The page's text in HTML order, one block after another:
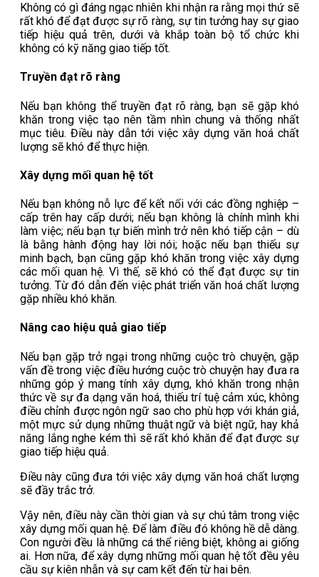
Không có gì đáng ngạc nhiên khi nhận ra rằng mọi thứ sẽ
rất khó để đạt được sự rõ ràng, sự tin tưởng hay sự giao
tiếp hiệu quả trên, dưới và khắp toàn bộ tổ chức khi
không có kỹ năng giao tiếp tốt.
Truyền đạt rõ ràng
Nếu bạn không thể truyền đạt rõ ràng, bạn sẽ gặp khó
khăn trong việc tạo nên tầm nhìn chung và thống nhất
mục tiêu. Điều này dẫn tới việc xây dựng văn hoá chất
lượng sẽ khó để thực hiện.
Xây dựng mối quan hệ tốt
Nếu bạn không nỗ lực để kết nối với các đồng nghiệp –
cấp trên hay cấp dưới; nếu bạn không là chính mình khi
làm việc; nếu bạn tự biến mình trở nên khó tiếp cận – dù
là bằng hành động hay lời nói; hoặc nếu bạn thiếu sự
minh bạch, bạn cũng gặp khó khăn trong việc xây dựng
các mối quan hệ. Vì thế, sẽ khó có thể đạt được sự tin
tưởng. Từ đó dẫn đến việc phát triển văn hoá chất lượng
gặp nhiều khó khăn.
Nâng cao hiệu quả giao tiếp
Nếu bạn gặp trở ngại trong những cuộc trò chuyện, gặp
vấn đề trong việc điều hướng cuộc trò chuyện hay đưa ra
những góp ý mang tính xây dựng, khó khăn trong nhận
thức về sự đa dạng văn hoá, thiếu trí tuệ cảm xúc, không
điều chỉnh được ngôn ngữ sao cho phù hợp với khán giả,
một mực sử dụng những thuật ngữ và biệt ngữ, hay khả
năng lắng nghe kém thì sẽ rất khó khăn để đạt được sự
giao tiếp hiệu quả.
Điều này cũng đưa tới việc xây dựng văn hoá chất lượng
sẽ đầy trắc trở.
Vậy nên, điều này cần thời gian và sự chú tâm trong việc
xây dựng mối quan hệ. Để làm điều đó không hề dễ dàng.
Con người đều là những cá thể riêng biệt, không ai giống
ai. Hơn nữa, để xây dựng những mối quan hệ tốt đều yêu
cầu sự kiên nhẫn và sự cam kết đến từ hai bên.